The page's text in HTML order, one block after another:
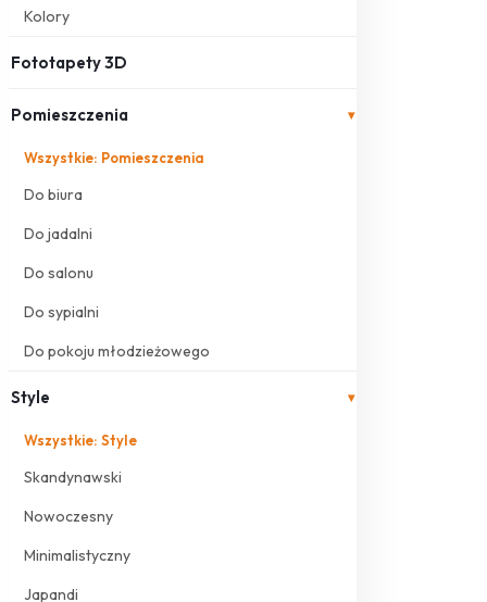
Kolory
Fototapety 3D
Pomieszczenia ▾
Wszystkie: Pomieszczenia
Do biura
Do jadalni
Do salonu
Do sypialni
Do pokoju młodzieżowego
Style ▾
Wszystkie: Style
Skandynawski
Nowoczesny
Minimalistyczny
Japandi